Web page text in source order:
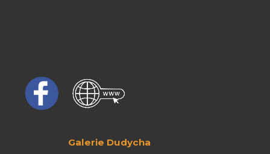
Galerie Dudycha